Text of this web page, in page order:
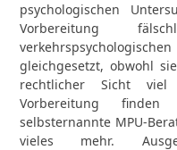
psychologischen
Vorbereitung
gleichgesetzt, obwohl
rechtlicher Sicht
Vorbereitung
selbsternannte MPU-
vieles mehr.